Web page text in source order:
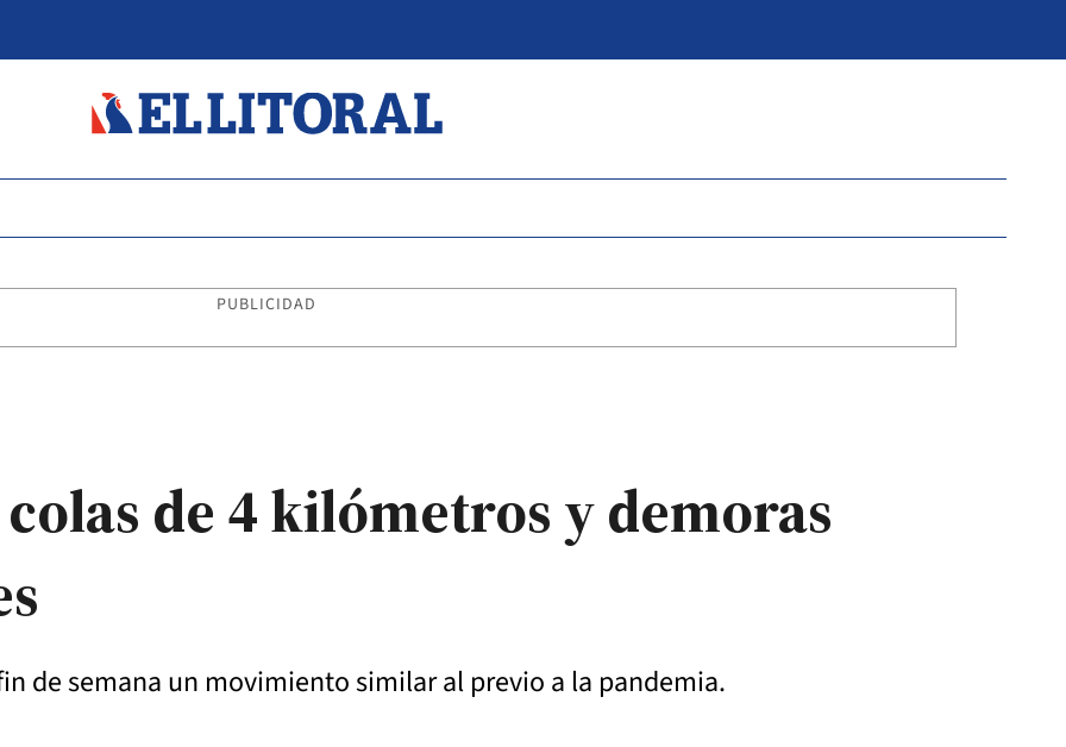
PUBLICIDAD
de 4 kilómetros y demoras
de semana un movimiento similar al previo a la pandemia.